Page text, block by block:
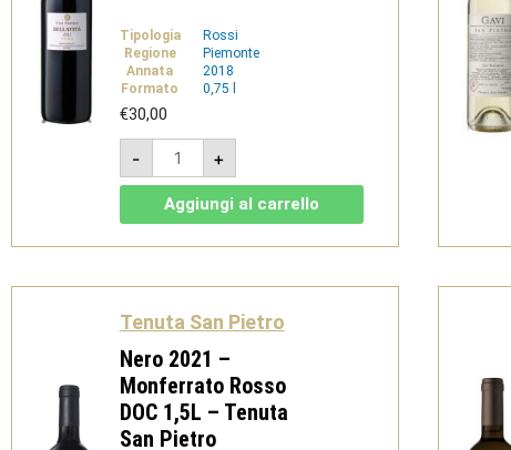
Tipologia
Rossi
Regione
Piemonte
Annata
2018
Formato
0,75 l
€30,00
-
Bellavita
2018
-
Monferrato
Rosso
DOC
Bio
Pietro
quantità
+
Aggiungi al carrello
Tenuta San Pietro
Nero 2021 –
Monferrato Rosso
DOC 1,5L – Tenuta
San Pietro